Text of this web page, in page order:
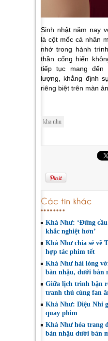
Sinh nhật năm nay
là cột mốc cá nhân
nhớ trong hành
thần cống hiến
tiếp tục mang đến
lượng, khẳng định
riêng biệt trên màn
kha nhu
Các tin khác
Khả Như: ‘Đừng
khắc nghiệt hơn’
Khả Như chia sẻ về
hợp tác phim tết
Khả Như hài lòng
bàn nhậu, dưới bàn
Giữa lịch trình bận
tranh thủ cùng fan
Khả Như: Diệu Nhi
quay phim
Khả Như hóa trang
bàn nhậu dưới bàn